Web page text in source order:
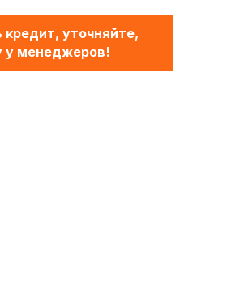
уточняйте,
у менеджеров!